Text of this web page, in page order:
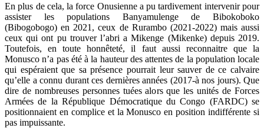
En plus de cela, la force Onusienne a pu tardivement intervenir pour
assister les populations Banyamulenge de Bibokoboko
(Bibogobogo) en 2021, ceux de Rurambo (2021-2022) mais aussi
ceux qui ont pu trouver l’abri a Mikenge (Mikenke) depuis 2019.
Toutefois, en toute honnêteté, il faut aussi reconnaitre que la
Monusco n’a pas été à la hauteur des attentes de la population locale
qui espéraient que sa présence pourrait leur sauver de ce calvaire
qu’elle a connu durant ces dernières années (2017-à nos jours). Que
dire de nombreuses personnes tuées alors que les unités de Forces
Armées de la République Démocratique du Congo (FARDC) se
positionnaient en complice et la Monusco en position indifférente si
pas impuissante.